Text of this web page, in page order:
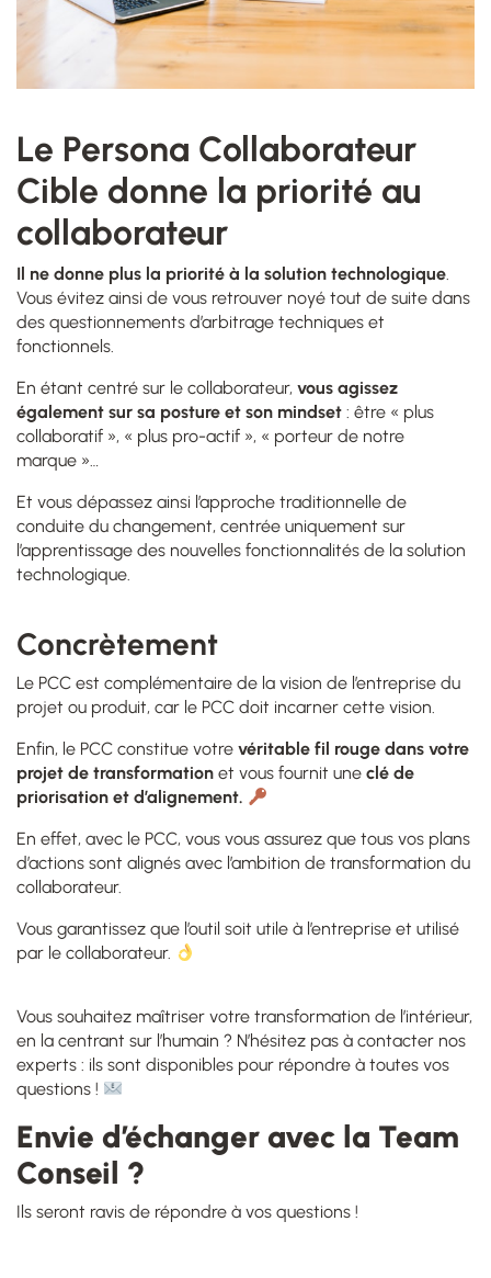
Le Persona Collaborateur
Cible donne la priorité au
collaborateur
Il ne donne plus la priorité à la solution technologique.
Vous évitez ainsi de vous retrouver noyé tout de suite dans
des questionnements d’arbitrage techniques et
fonctionnels.
En étant centré sur le collaborateur, vous agissez
également sur sa posture et son mindset : être « plus
collaboratif », « plus pro-actif », « porteur de notre
marque »…
Et vous dépassez ainsi l’approche traditionnelle de
conduite du changement, centrée uniquement sur
l’apprentissage des nouvelles fonctionnalités de la solution
technologique.
Concrètement
Le PCC est complémentaire de la vision de l’entreprise du
projet ou produit, car le PCC doit incarner cette vision.
Enfin, le PCC constitue votre véritable fil rouge dans votre
projet de transformation et vous fournit une clé de
priorisation et d’alignement.
En effet, avec le PCC, vous vous assurez que tous vos plans
d’actions sont alignés avec l’ambition de transformation du
collaborateur.
Vous garantissez que l’outil soit utile à l’entreprise et utilisé
par le collaborateur.
Vous souhaitez maîtriser votre transformation de l’intérieur,
en la centrant sur l’humain ? N’hésitez pas à contacter nos
experts : ils sont disponibles pour répondre à toutes vos
questions !
Envie d’échanger avec la Team
Conseil ?
Ils seront ravis de répondre à vos questions !